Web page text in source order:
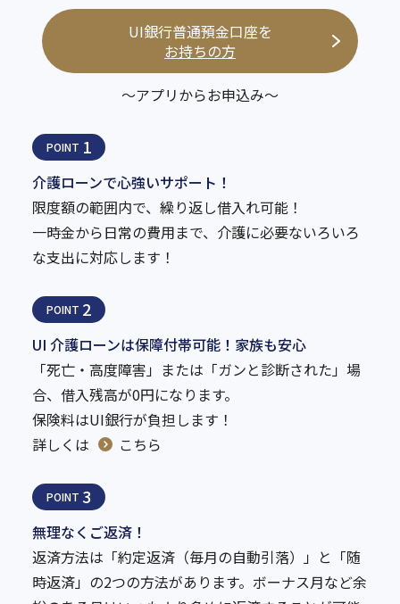
UI銀行普通預金口座を
お持ちの方
～アプリからお申込み～
POINT 1
介護ローンで心強いサポート！
限度額の範囲内で、繰り返し借入れ可能！
一時金から日常の費用まで、介護に必要ないろいろ
な支出に対応します！
POINT 2
UI 介護ローンは保障付帯可能！家族も安心
「死亡・高度障害」または「ガンと診断された」場
合、借入残高が0円になります。
保険料はUI銀行が負担します！
詳しくは
こちら
POINT 3
無理なくご返済！
返済方法は「約定返済（毎月の自動引落）」と「随
時返済」の2つの方法があります。ボーナス月など余